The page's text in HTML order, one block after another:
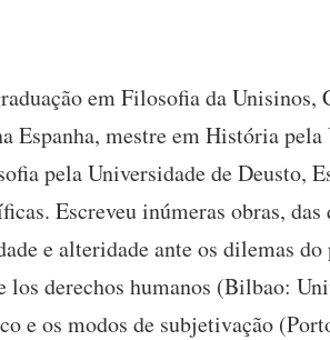
em Filosofia da Unisinos,
Espanha, mestre em História
pela Universidade de Deusto,
Escreveu inúmeras obras, das
e alteridade ante os dilemas
derechos humanos (Bilbao:
e os modos de subjetivação